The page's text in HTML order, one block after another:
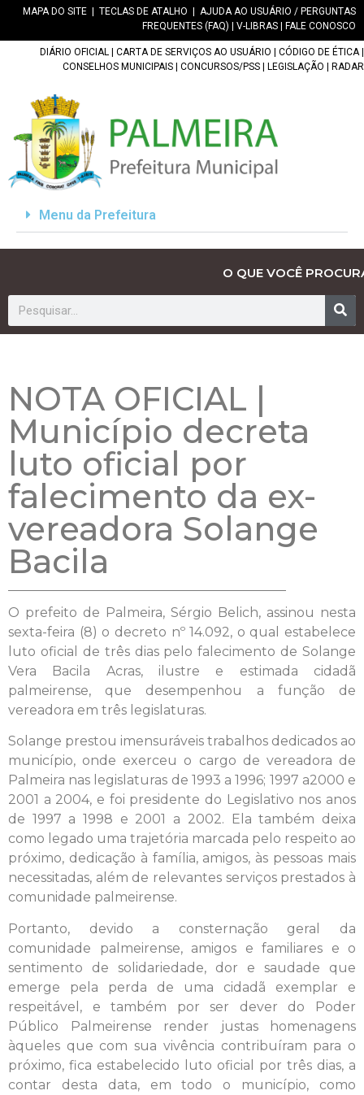
MAPA DO SITE TECLAS DE ATALHO
AJUDA AO USUÁRIO / PERGUNTAS
FREQUENTES (FAQ)
V-LIBRAS FALE CONOSCO
DIÁRIO OFICIAL CARTA DE SERVIÇOS AO USUÁRIO CÓDIGO DE ÉTICA|
CONSELHOS MUNICIPAIS
CONCURSOS/PSS LEGISLAÇÃO RADAR
Menu da Prefeitura
O QUE VOCÊ
NOTA OFICIAL |
Município decreta
luto oficial por
falecimento da ex-
vereadora Solange
Bacila
O prefeito de Palmeira, Sérgio Belich, assinou nesta
sexta-feira (8) o decreto nº 14.092, o qual estabelece
luto oficial de três dias pelo falecimento de Solange
Vera Bacila Acras, ilustre e estimada cidadã
palmeirense, que desempenhou a função de
vereadora em três legislaturas.
Solange prestou imensuráveis trabalhos dedicados ao
município, onde exerceu o cargo de vereadora de
Palmeira nas legislaturas de 1993 a 1996; 1997 a2000 e
2001 a 2004, e foi presidente do Legislativo nos anos
de 1997 a 1998 e 2001 a 2002. Ela também deixa
como legado uma trajetória marcada pelo respeito ao
próximo, dedicação à família, amigos, às pessoas mais
necessitadas, além de relevantes serviços prestados à
comunidade palmeirense.
Portanto, devido a consternação geral da
comunidade palmeirense, amigos e familiares e o
sentimento de solidariedade, dor e saudade que
emerge pela perda de uma cidadã exemplar e
respeitável, e também por ser dever do Poder
Público Palmeirense render justas homenagens
àqueles que com sua vivência contribuíram para o
próximo, fica estabelecido luto oficial por três dias, a
contar desta data, em todo o município, como